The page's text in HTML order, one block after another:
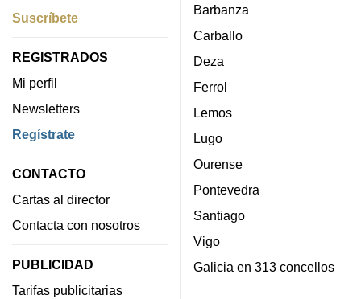
Suscríbete
REGISTRADOS
Mi perfil
Newsletters
Regístrate
CONTACTO
Cartas al director
Contacta con nosotros
PUBLICIDAD
Tarifas publicitarias
Barbanza
Carballo
Deza
Ferrol
Lemos
Lugo
Ourense
Pontevedra
Santiago
Vigo
Galicia en 313 concellos